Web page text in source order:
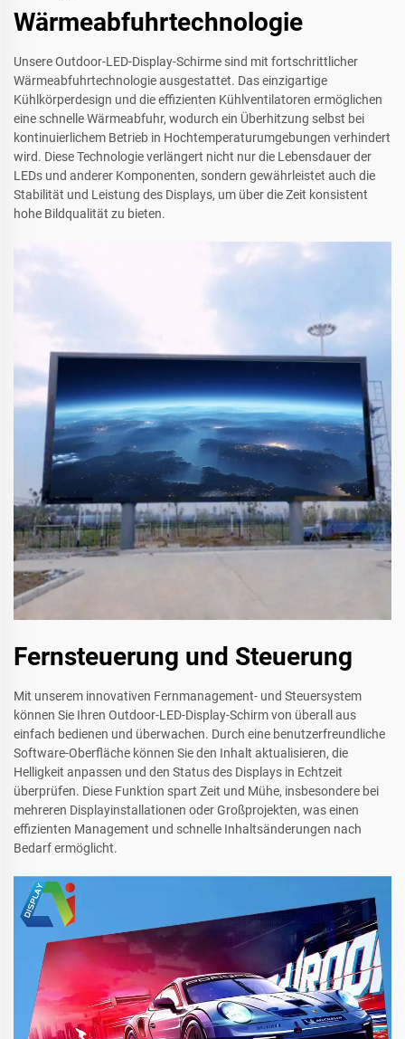
Wärmeabfuhrtechnologie
Unsere Outdoor-LED-Display-Schirme sind mit fortschrittlicher
Wärmeabfuhrtechnologie ausgestattet. Das einzigartige
Kühlkörperdesign und die effizienten Kühlventilatoren ermöglichen
eine schnelle Wärmeabfuhr, wodurch ein Überhitzung selbst bei
kontinuierlichem Betrieb in Hochtemperaturumgebungen verhindert
wird. Diese Technologie verlängert nicht nur die Lebensdauer der
LEDs und anderer Komponenten, sondern gewährleistet auch die
Stabilität und Leistung des Displays, um über die Zeit konsistent
hohe Bildqualität zu bieten.
Fernsteuerung und Steuerung
Mit unserem innovativen Fernmanagement- und Steuersystem
können Sie Ihren Outdoor-LED-Display-Schirm von überall aus
einfach bedienen und überwachen. Durch eine benutzerfreundliche
Software-Oberfläche können Sie den Inhalt aktualisieren, die
Helligkeit anpassen und den Status des Displays in Echtzeit
überprüfen. Diese Funktion spart Zeit und Mühe, insbesondere bei
mehreren Displayinstallationen oder Großprojekten, was einen
effizienten Management und schnelle Inhaltsänderungen nach
Bedarf ermöglicht.